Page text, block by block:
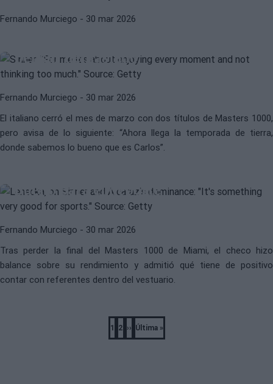
Fernando Murciego - 30 mar 2026
Sinner: “Para mí se trata de
pensar demasiado”
Fernando Murciego - 30 mar 2026
El italiano cerró el mes de marzo con dos títulos de Masters 1000,
pero avisa de lo siguiente: “Ahora llega la temporada de tierra,
donde sabemos lo bueno que es Carlos”.
ATPJIRI LEHECKA
Lehecka, sobre el dominio de
bueno para el deporte”
Fernando Murciego - 30 mar 2026
Tras perder la final del Masters 1000 de Miami, el checo hizo
balance sobre su rendimiento y admitió qué tiene de positivo
contar con referentes dentro del vestuario.
Página
1
Página
2
Next
››
Last
Última »